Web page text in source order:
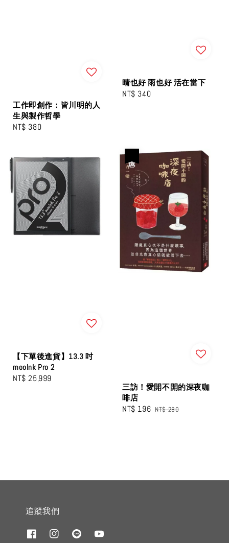
工作即創作：皆川明的人
生與製作哲學
Regular
NT$ 380
晴也好 雨也好 活在當下
Regular
NT$ 340
【下單後進貨】13.3 吋
mooInk Pro 2
Regular
NT$ 25,999
三訪！愛開不開的深夜咖
啡店
Sale
NT$ 196 Regular
NT$ 280
追蹤我們